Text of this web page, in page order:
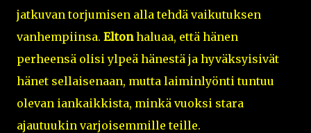
jatkuvan torjumisen alla tehdä vaikutuksen
vanhempiinsa. Eltonhaluaa, että hänen
perheensä olisi ylpeä hänestä ja hyväksyisivät
hänet sellaisenaan, mutta laiminlyönti tuntuu
olevan iankaikkista, minkä vuoksi stara
ajautuukin varjoisemmille teille.